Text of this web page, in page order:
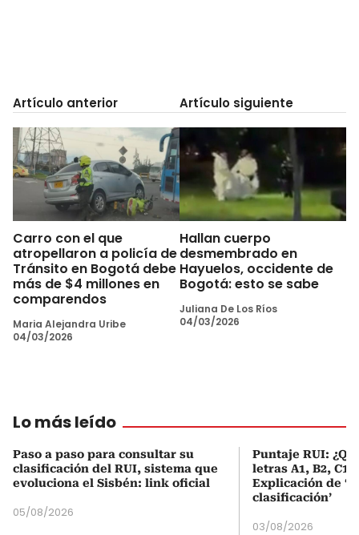
Artículo anterior
Carro con el que
atropellaron a policía de
Tránsito en Bogotá debe
más de $4 millones en
comparendos
Maria Alejandra Uribe
04/03/2026
Artículo siguiente
Hallan cuerpo
desmembrado en
Hayuelos, occidente de
Bogotá: esto se sabe
Juliana De Los Ríos
04/03/2026
Lo más leído
Paso a paso para consultar su
clasificación del RUI, sistema que
evoluciona el Sisbén: link oficial
05/08/2026
Puntaje RUI:
letras A1, B2, C1
Explicación de
clasificación’
03/08/2026